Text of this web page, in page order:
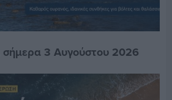
σήμερα 3 Αυγούστου 2026